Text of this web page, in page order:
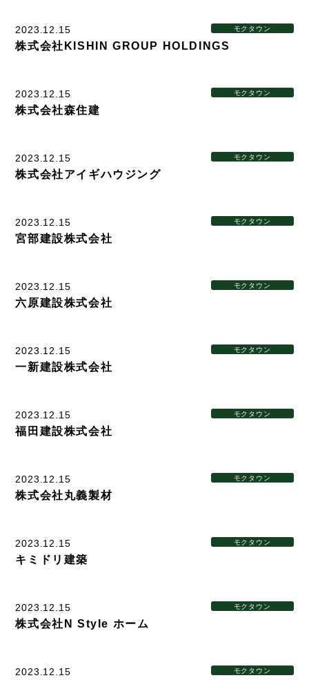
お問い合わせ
2023.12.15 モクタウン
株式会社KISHIN GROUP HOLDINGS
2023.12.15 モクタウン
株式会社森住建
2023.12.15 モクタウン
株式会社アイギハウジング
2023.12.15 モクタウン
宮部建設株式会社
2023.12.15 モクタウン
六原建設株式会社
2023.12.15 モクタウン
一新建設株式会社
2023.12.15 モクタウン
福田建設株式会社
2023.12.15 モクタウン
株式会社丸義製材
2023.12.15 モクタウン
キミドリ建築
2023.12.15 モクタウン
株式会社N Style ホーム
2023.12.15 モクタウン